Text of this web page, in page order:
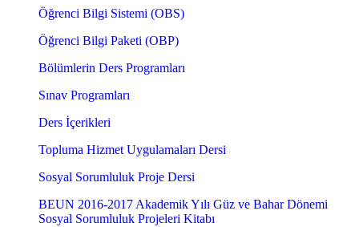
Öğrenci Bilgi Sistemi (OBS)
Öğrenci Bilgi Paketi (OBP)
Bölümlerin Ders Programları
Sınav Programları
Ders İçerikleri
Topluma Hizmet Uygulamaları Dersi
Sosyal Sorumluluk Proje Dersi
BEUN 2016-2017 Akademik Yılı Güz ve Bahar Dönemi
Sosyal Sorumluluk Projeleri Kitabı